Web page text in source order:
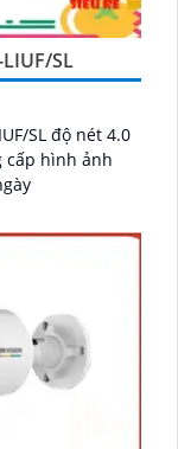
SL
SL độ nét 4.0